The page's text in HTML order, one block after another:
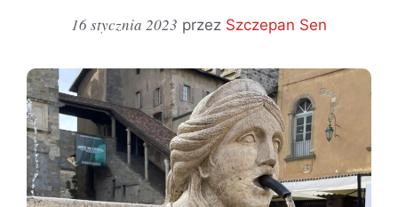
16 stycznia 2023 przez Szczepan Sen